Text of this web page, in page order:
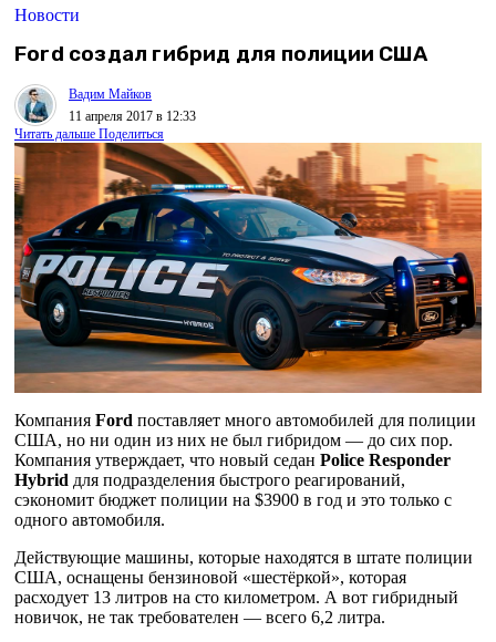
Новости
Ford создал гибрид для полиции США
Вадим Майков
11 апреля 2017 в 12:33
Читать дальше Поделиться
Компания Ford поставляет много автомобилей для полиции
США, но ни один из них не был гибридом — до сих пор.
Компания утверждает, что новый седан Police Responder
Hybrid для подразделения быстрого реагирований,
сэкономит бюджет полиции на $3900 в год и это только с
одного автомобиля.
Действующие машины, которые находятся в штате полиции
США, оснащены бензиновой «шестёркой», которая
расходует 13 литров на сто километром. А вот гибридный
новичок, не так требователен — всего 6,2 литра.